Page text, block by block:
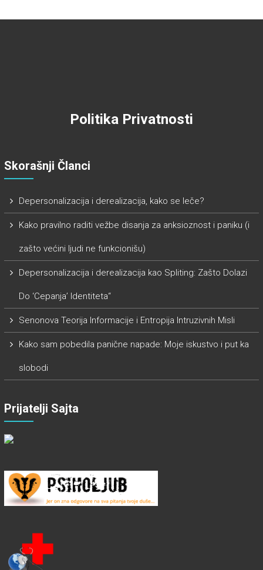
Politika Privatnosti
Skorašnji Članci
Depersonalizacija i derealizacija, kako se leče?
Kako pravilno raditi vežbe disanja za anksioznost i paniku (i
zašto većini ljudi ne funkcionišu)
Depersonalizacija i derealizacija kao Spliting: Zašto Dolazi
Do ‘Cepanja’ Identiteta“
Senonova Teorija Informacije i Entropija Intruzivnih Misli
Kako sam pobedila panične napade: Moje iskustvo i put ka
slobodi
Prijatelji Sajta